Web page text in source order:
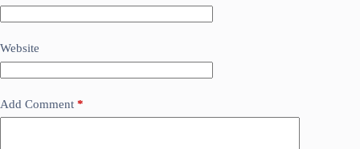
Website
Add Comment *